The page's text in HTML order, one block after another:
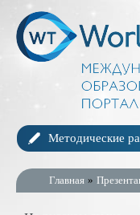
Методические
Главная »